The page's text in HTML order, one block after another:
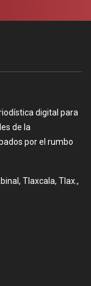
digital para
de la
por el rumbo
Tlaxcala, Tlax.,